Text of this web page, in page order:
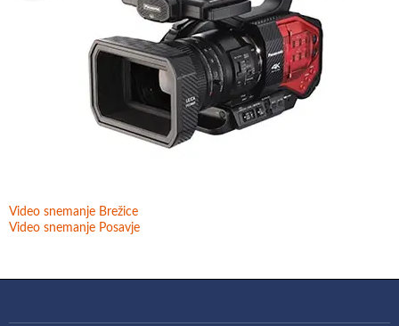
Video snemanje Brežice
Video snemanje Posavje